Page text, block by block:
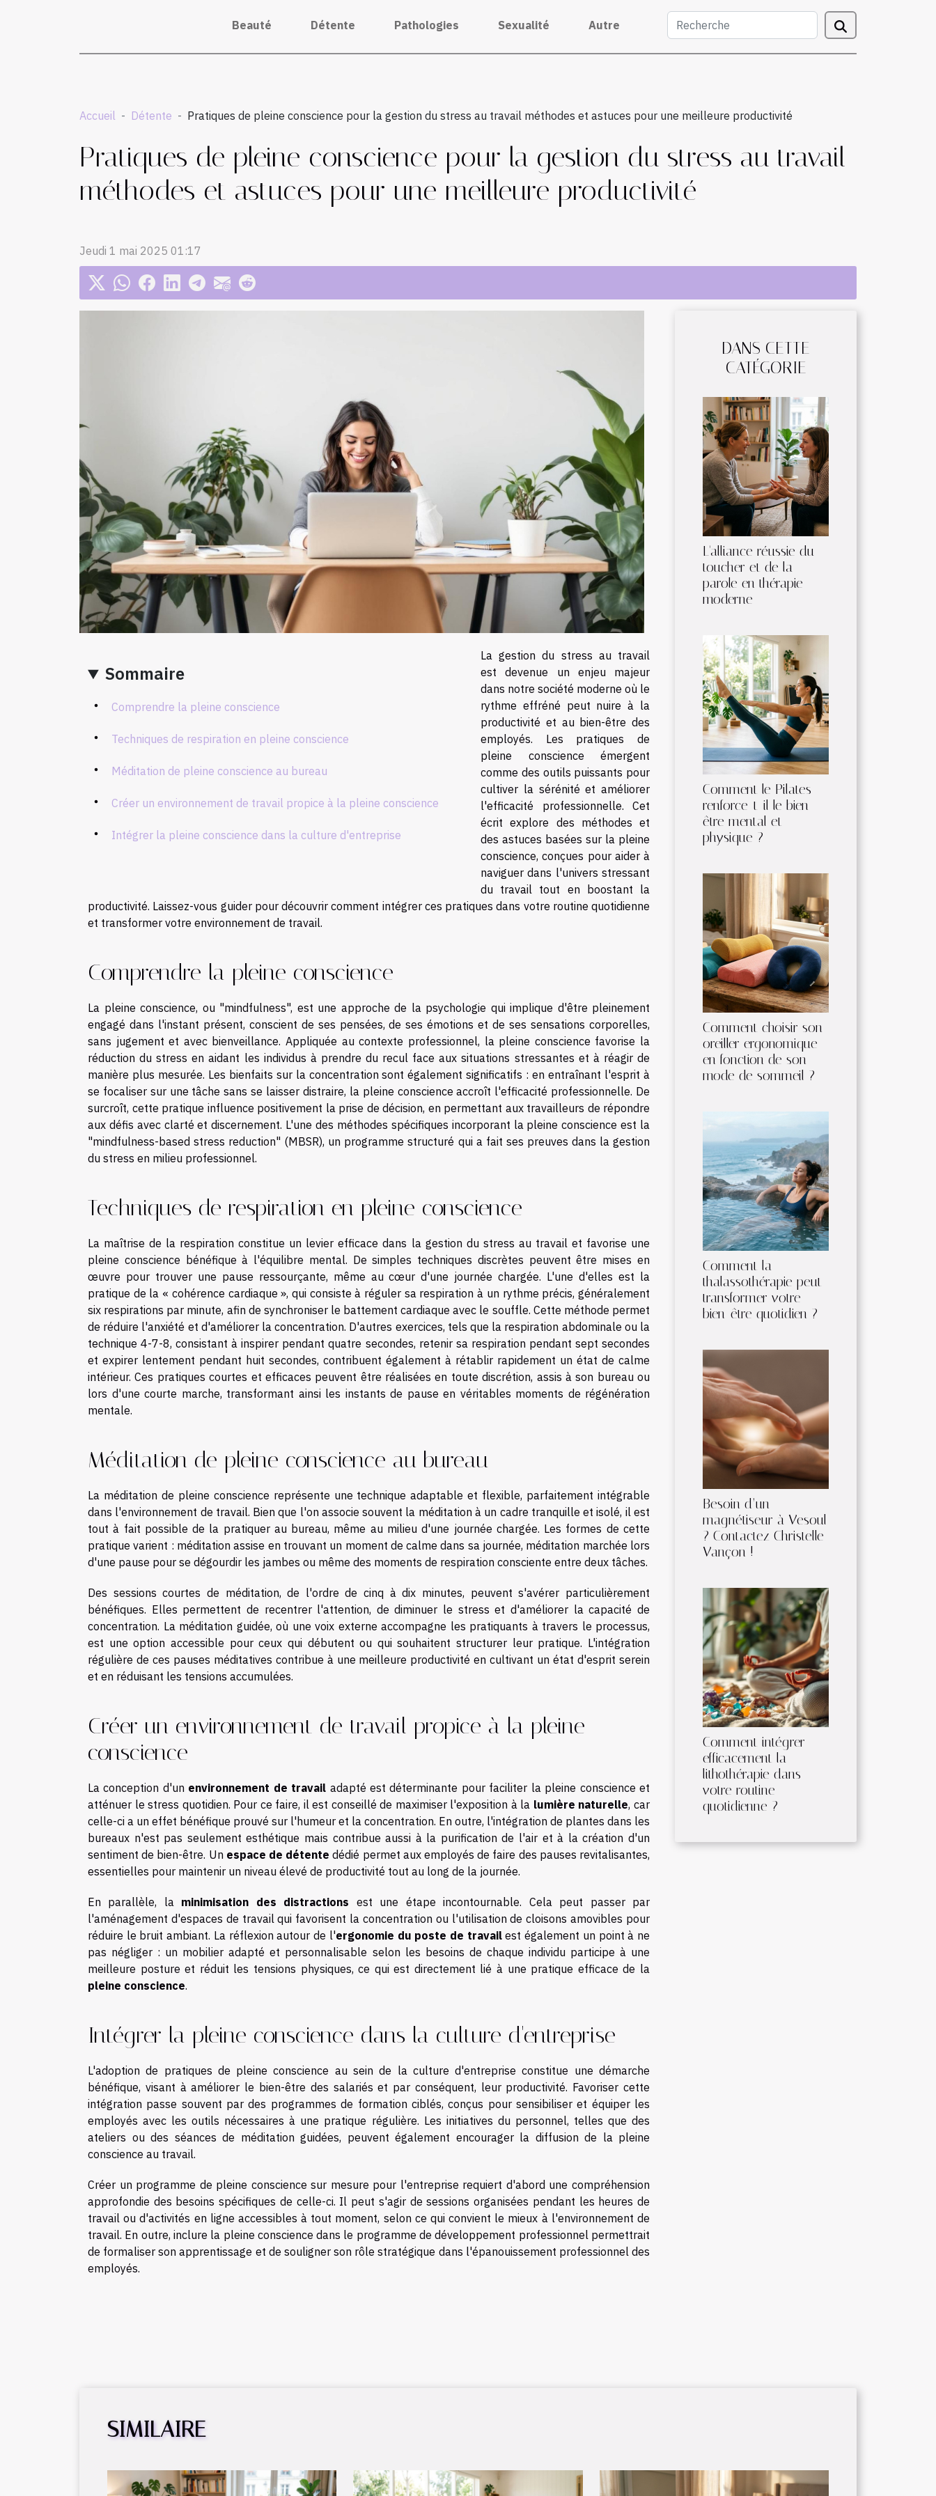
Beauté Détente Pathologies Sexualité Autre
Accueil Détente Pratiques de pleine conscience pour la gestion du stress au travail méthodes et astuces pour une meilleure productivité
Pratiques de pleine conscience pour la gestion du stress au travail
méthodes et astuces pour une meilleure productivité
Jeudi 1 mai 2025 01:17
Sommaire
Comprendre la pleine conscience
Techniques de respiration en pleine conscience
Méditation de pleine conscience au bureau
Créer un environnement de travail propice à la pleine conscience
Intégrer la pleine conscience dans la culture d'entreprise
La gestion du stress au travail
est devenue un enjeu majeur
dans notre société moderne où le
rythme effréné peut nuire à la
productivité et au bien-être des
employés. Les pratiques de
pleine conscience émergent
comme des outils puissants pour
cultiver la sérénité et améliorer
l'efficacité professionnelle. Cet
écrit explore des méthodes et
des astuces basées sur la pleine
conscience, conçues pour aider à
naviguer dans l'univers stressant
du travail tout en boostant la
productivité. Laissez-vous guider pour découvrir comment intégrer ces pratiques dans votre routine quotidienne
et transformer votre environnement de travail.
Comprendre la pleine conscience
La pleine conscience, ou "mindfulness", est une approche de la psychologie qui implique d'être pleinement
engagé dans l'instant présent, conscient de ses pensées, de ses émotions et de ses sensations corporelles,
sans jugement et avec bienveillance. Appliquée au contexte professionnel, la pleine conscience favorise la
réduction du stress en aidant les individus à prendre du recul face aux situations stressantes et à réagir de
manière plus mesurée. Les bienfaits sur la concentration sont également significatifs : en entraînant l'esprit à
se focaliser sur une tâche sans se laisser distraire, la pleine conscience accroît l'efficacité professionnelle. De
surcroît, cette pratique influence positivement la prise de décision, en permettant aux travailleurs de répondre
aux défis avec clarté et discernement. L'une des méthodes spécifiques incorporant la pleine conscience est la
"mindfulness-based stress reduction" (MBSR), un programme structuré qui a fait ses preuves dans la gestion
du stress en milieu professionnel.
Techniques de respiration en pleine conscience
La maîtrise de la respiration constitue un levier efficace dans la gestion du stress au travail et favorise une
pleine conscience bénéfique à l'équilibre mental. De simples techniques discrètes peuvent être mises en
œuvre pour trouver une pause ressourçante, même au cœur d'une journée chargée. L'une d'elles est la
pratique de la « cohérence cardiaque », qui consiste à réguler sa respiration à un rythme précis, généralement
six respirations par minute, afin de synchroniser le battement cardiaque avec le souffle. Cette méthode permet
de réduire l'anxiété et d'améliorer la concentration. D'autres exercices, tels que la respiration abdominale ou la
technique 4-7-8, consistant à inspirer pendant quatre secondes, retenir sa respiration pendant sept secondes
et expirer lentement pendant huit secondes, contribuent également à rétablir rapidement un état de calme
intérieur. Ces pratiques courtes et efficaces peuvent être réalisées en toute discrétion, assis à son bureau ou
lors d'une courte marche, transformant ainsi les instants de pause en véritables moments de régénération
mentale.
Méditation de pleine conscience au bureau
La méditation de pleine conscience représente une technique adaptable et flexible, parfaitement intégrable
dans l'environnement de travail. Bien que l'on associe souvent la méditation à un cadre tranquille et isolé, il est
tout à fait possible de la pratiquer au bureau, même au milieu d'une journée chargée. Les formes de cette
pratique varient : méditation assise en trouvant un moment de calme dans sa journée, méditation marchée lors
d'une pause pour se dégourdir les jambes ou même des moments de respiration consciente entre deux tâches.
Des sessions courtes de méditation, de l'ordre de cinq à dix minutes, peuvent s'avérer particulièrement
bénéfiques. Elles permettent de recentrer l'attention, de diminuer le stress et d'améliorer la capacité de
concentration. La méditation guidée, où une voix externe accompagne les pratiquants à travers le processus,
est une option accessible pour ceux qui débutent ou qui souhaitent structurer leur pratique. L'intégration
régulière de ces pauses méditatives contribue à une meilleure productivité en cultivant un état d'esprit serein
et en réduisant les tensions accumulées.
Créer un environnement de travail propice à la pleine
conscience
La conception d'un environnement de travail adapté est déterminante pour faciliter la pleine conscience et
atténuer le stress quotidien. Pour ce faire, il est conseillé de maximiser l'exposition à la lumière naturelle, car
celle-ci a un effet bénéfique prouvé sur l'humeur et la concentration. En outre, l'intégration de plantes dans les
bureaux n'est pas seulement esthétique mais contribue aussi à la purification de l'air et à la création d'un
sentiment de bien-être. Un espace de détente dédié permet aux employés de faire des pauses revitalisantes,
essentielles pour maintenir un niveau élevé de productivité tout au long de la journée.
En parallèle, la minimisation des distractions est une étape incontournable. Cela peut passer par
l'aménagement d'espaces de travail qui favorisent la concentration ou l'utilisation de cloisons amovibles pour
réduire le bruit ambiant. La réflexion autour de l'ergonomie du poste de travailest également un point à ne
pas négliger : un mobilier adapté et personnalisable selon les besoins de chaque individu participe à une
meilleure posture et réduit les tensions physiques, ce qui est directement lié à une pratique efficace de la
pleine conscience.
Intégrer la pleine conscience dans la culture d'entreprise
L'adoption de pratiques de pleine conscience au sein de la culture d'entreprise constitue une démarche
bénéfique, visant à améliorer le bien-être des salariés et par conséquent, leur productivité. Favoriser cette
intégration passe souvent par des programmes de formation ciblés, conçus pour sensibiliser et équiper les
employés avec les outils nécessaires à une pratique régulière. Les initiatives du personnel, telles que des
ateliers ou des séances de méditation guidées, peuvent également encourager la diffusion de la pleine
conscience au travail.
Créer un programme de pleine conscience sur mesure pour l'entreprise requiert d'abord une compréhension
approfondie des besoins spécifiques de celle-ci. Il peut s'agir de sessions organisées pendant les heures de
travail ou d'activités en ligne accessibles à tout moment, selon ce qui convient le mieux à l'environnement de
travail. En outre, inclure la pleine conscience dans le programme de développement professionnel permettrait
de formaliser son apprentissage et de souligner son rôle stratégique dans l'épanouissement professionnel des
employés.
DANS CETTE
CATÉGORIE
L'alliance réussie du
toucher et de la
parole en thérapie
moderne
Comment le Pilates
renforce-t-il le bien-
être mental et
physique ?
Comment choisir son
oreiller ergonomique
en fonction de son
mode de sommeil ?
Comment la
thalassothérapie peut
transformer votre
bien-être quotidien ?
Besoin d’un
magnétiseur à Vesoul
? Contactez Christelle
Vançon !
Comment intégrer
efficacement la
lithothérapie dans
votre routine
quotidienne ?
SIMILAIRE